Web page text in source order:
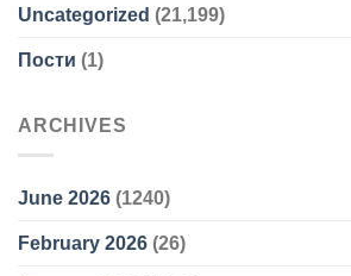
Uncategorized (21,199)
Пости (1)
ARCHIVES
June 2026 (1240)
February 2026 (26)